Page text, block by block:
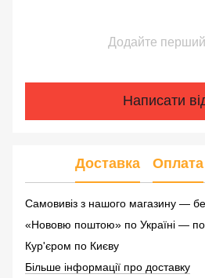
Додайте перший
Написати
Доставка Оплата
Самовивіз з нашого магазину —
«Нововю поштою» по Україні — по
Кур'єром по Києву
Більше інформації про доставку